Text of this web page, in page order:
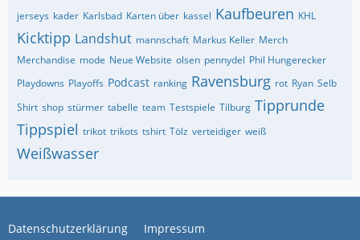
jerseys kader Karlsbad Karten über kassel Kaufbeuren KHL
Kicktipp Landshut mannschaft Markus Keller Merch
Merchandise mode Neue Website olsen pennydel Phil Hungerecker
Playdowns Playoffs Podcast ranking Ravensburg rot Ryan Selb
Shirt shop stürmer tabelle team Testspiele Tilburg Tipprunde
Tippspiel trikot trikots tshirt Tölz verteidiger weiß
Weißwasser
Datenschutzerklärung Impressum